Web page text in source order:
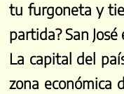
tu furgoneta y
partida? San José
La capital del
zona económica